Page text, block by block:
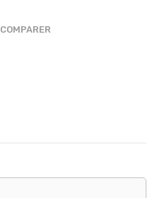
COMPARER